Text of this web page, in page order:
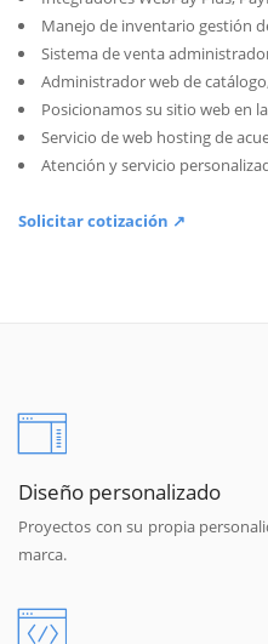
Manejo de inventario gestión
Sistema de venta
Administrador web de
Posicionamos su sitio web en
Servicio de web hosting de
Atención y servicio
Solicitar cotización ↗
Diseño personalizado
Proyectos con su propia
marca.